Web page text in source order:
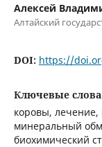
Алексей
Алтайский
DOI: https://
Ключевые
коровы,
минеральный
биохимический